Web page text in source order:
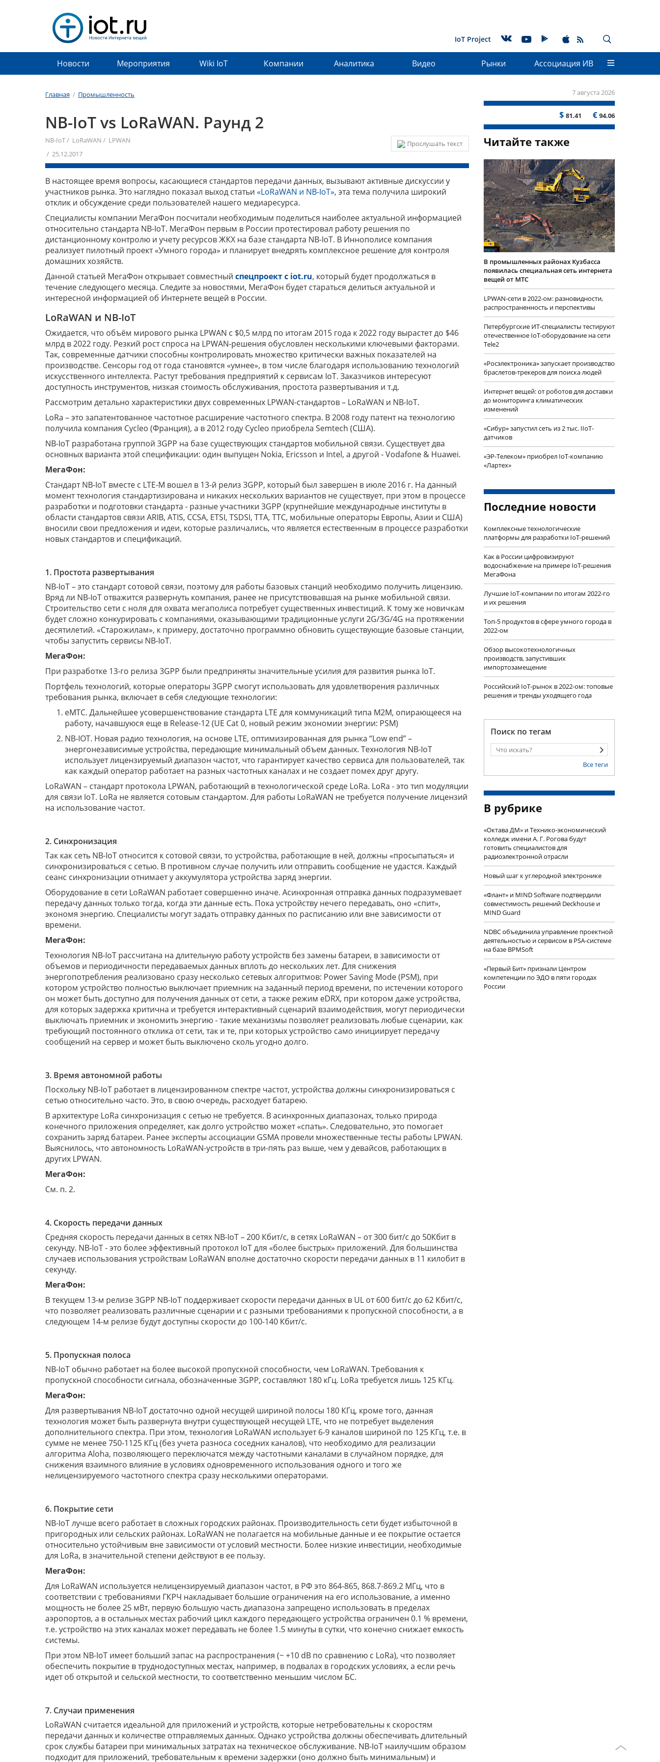
IoT Project
Новости Мероприятия Wiki IoT Компании Аналитика Видео Рынки Ассоциация ИВ
Главная / Промышленность 7 августа 2026
$ 81.41 € 94.06
NB-IoT vs LoRaWAN. Раунд 2
Прослушать текст
NB-IoT/ LoRaWAN / LPWAN
/ 25.12.2017
В настоящее время вопросы, касающиеся стандартов передачи данных, вызывают активные дискуссии у
участников рынка. Это наглядно показал выход статьи «LoRaWAN и NB-IoT», эта тема получила широкий
отклик и обсуждение среди пользователей нашего медиаресурса.
Специалисты компании МегаФон посчитали необходимым поделиться наиболее актуальной информацией
относительно стандарта NB-IoT. МегаФон первым в России протестировал работу решения по
дистанционному контролю и учету ресурсов ЖКХ на базе стандарта NB-IoT. В Иннополисе компания
реализует пилотный проект «Умного города» и планирует внедрять комплексное решение для контроля
домашних хозяйств.
Данной статьей МегаФон открывает совместный спецпроект с iot.ru, который будет продолжаться в
течение следующего месяца. Следите за новостями, МегаФон будет стараться делиться актуальной и
интересной информацией об Интернете вещей в России.
LoRaWAN и NB-IoT
Ожидается, что объём мирового рынка LPWAN с $0,5 млрд по итогам 2015 года к 2022 году вырастет до $46
млрд в 2022 году. Резкий рост спроса на LPWAN-решения обусловлен несколькими ключевыми факторами.
Так, современные датчики способны контролировать множество критически важных показателей на
производстве. Сенсоры год от года становятся «умнее», в том числе благодаря использованию технологий
искусственного интеллекта. Растут требования предприятий к сервисам IoT. Заказчиков интересуют
доступность инструментов, низкая стоимость обслуживания, простота развертывания и т.д.
Рассмотрим детально характеристики двух современных LPWAN-стандартов – LoRaWAN и NB-IoT.
LoRa – это запатентованное частотное расширение частотного спектра. В 2008 году патент на технологию
получила компания Cycleo (Франция), а в 2012 году Cycleo приобрела Semtech (США).
NB-IoT разработана группой 3GPP на базе существующих стандартов мобильной связи. Существует два
основных варианта этой спецификации: один выпущен Nokia, Ericsson и Intel, а другой - Vodafone & Huawei.
МегаФон:
Стандарт NB-IoT вместе с LTE-M вошел в 13-й релиз 3GPP, который был завершен в июле 2016 г. На данный
момент технология стандартизирована и никаких нескольких вариантов не существует, при этом в процессе
разработки и подготовки стандарта - разные участники 3GPP (крупнейшие международные институты в
области стандартов связи ARIB, ATIS, CCSA, ETSI, TSDSI, TTA, TTC, мобильные операторы Европы, Азии и США)
вносили свои предложения и идеи, которые различались, что является естественным в процессе разработки
новых стандартов и спецификаций.
1. Простота развертывания
NB-IoT – это стандарт сотовой связи, поэтому для работы базовых станций необходимо получить лицензию.
Вряд ли NB-IoT отважится развернуть компания, ранее не присутствовавшая на рынке мобильной связи.
Строительство сети с ноля для охвата мегаполиса потребует существенных инвестиций. К тому же новичкам
будет сложно конкурировать с компаниями, оказывающими традиционные услуги 2G/3G/4G на протяжении
десятилетий. «Старожилам», к примеру, достаточно программно обновить существующие базовые станции,
чтобы запустить сервисы NB-IoT.
МегаФон:
При разработке 13-го релиза 3GPP были предприняты значительные усилия для развития рынка IoT.
Портфель технологий, которые операторы 3GPP смогут использовать для удовлетворения различных
требования рынка, включает в себя следующие технологии:
eMTC. Дальнейшее усовершенствование стандарта LTE для коммуникаций типа M2M, опирающееся на
работу, начавшуюся еще в Release-12 (UE Cat 0, новый режим экономии энергии: PSM)
NB-IOT. Новая радио технология, на основе LTE, оптимизированная для рынка “Low end” –
энергонезависимые устройства, передающие минимальный объем данных. Технология NB-IoT
использует лицензируемый диапазон частот, что гарантирует качество сервиса для пользователей, так
как каждый оператор работает на разных частотных каналах и не создает помех друг другу.
LoRaWAN – стандарт протокола LPWAN, работающий в технологической среде LoRa. LoRa - это тип модуляции
для связи IoT. LoRa не является сотовым стандартом. Для работы LoRaWAN не требуется получение лицензий
на использование частот.
2. Синхронизация
Так как сеть NB-IoT относится к сотовой связи, то устройства, работающие в ней, должны «просыпаться» и
синхронизироваться с сетью. В противном случае получить или отправить сообщение не удастся. Каждый
сеанс синхронизации отнимает у аккумулятора устройства заряд энергии.
Оборудование в сети LoRaWAN работает совершенно иначе. Асинхронная отправка данных подразумевает
передачу данных только тогда, когда эти данные есть. Пока устройству нечего передавать, оно «спит»,
экономя энергию. Специалисты могут задать отправку данных по расписанию или вне зависимости от
времени.
МегаФон:
Технология NB-IoT рассчитана на длительную работу устройств без замены батареи, в зависимости от
объемов и периодичности передаваемых данных вплоть до нескольких лет. Для снижения
энергопотребления реализовано сразу несколько сетевых алгоритмов: Power Saving Mode (PSM), при
котором устройство полностью выключает приемник на заданный период времени, по истечении которого
он может быть доступно для получения данных от сети, а также режим eDRX, при котором даже устройства,
для которых задержка критична и требуется интерактивный сценарий взаимодействия, могут периодически
выключать приемник и экономить энергию - такие механизмы позволяет реализовать любые сценарии, как
требующий постоянного отклика от сети, так и те, при которых устройство само инициирует передачу
сообщений на сервер и может быть выключено сколь угодно долго.
3. Время автономной работы
Поскольку NB-IoT работает в лицензированном спектре частот, устройства должны синхронизироваться с
сетью относительно часто. Это, в свою очередь, расходует батарею.
В архитектуре LoRa синхронизация с сетью не требуется. В асинхронных диапазонах, только природа
конечного приложения определяет, как долго устройство может «спать». Следовательно, это помогает
сохранить заряд батареи. Ранее эксперты ассоциации GSMA провели множественные тесты работы LPWAN.
Выяснилось, что автономность LoRaWAN-устройств в три-пять раз выше, чем у девайсов, работающих в
других LPWAN.
МегаФон:
Cм. п. 2.
4. Скорость передачи данных
Средняя скорость передачи данных в сетях NB-IoT – 200 Кбит/с, в сетях LoRaWAN – от 300 бит/с до 50Кбит в
секунду. NB-IoT - это более эффективный протокол IoT для «более быстрых» приложений. Для большинства
случаев использования устройствам LoRaWAN вполне достаточно скорости передачи данных в 11 килобит в
секунду.
МегаФон:
В текущем 13-м релизе 3GPP NB-IoT поддерживает скорости передачи данных в UL от 600 бит/c до 62 Кбит/c,
что позволяет реализовать различные сценарии и с разными требованиями к пропускной способности, а в
следующем 14-м релизе будут доступны скорости до 100-140 Кбит/c.
5. Пропускная полоса
NB-IoT обычно работает на более высокой пропускной способности, чем LoRaWAN. Требования к
пропускной способности сигнала, обозначенные 3GPP, составляют 180 кГц. LoRa требуется лишь 125 КГц.
МегаФон:
Для развертывания NB-IoT достаточно одной несущей шириной полосы 180 КГц, кроме того, данная
технология может быть развернута внутри существующей несущей LTE, что не потребует выделения
дополнительного спектра. При этом, технология LoRaWAN использует 6-9 каналов шириной по 125 КГц, т.е. в
сумме не менее 750-1125 КГц (без учета разноса соседних каналов), что необходимо для реализации
алгоритма Aloha, позволяющего переключатся между частотными каналами в случайном порядке, для
снижения взаимного влияние в условиях одновременного использования одного и того же
нелицензируемого частотного спектра сразу несколькими операторами.
6. Покрытие сети
NB-IoT лучше всего работает в сложных городских районах. Производительность сети будет избыточной в
пригородных или сельских районах. LoRaWAN не полагается на мобильные данные и ее покрытие остается
относительно устойчивым вне зависимости от условий местности. Более низкие инвестиции, необходимые
для LoRa, в значительной степени действуют в ее пользу.
МегаФон:
Для LoRaWAN используется нелицензируемый диапазон частот, в РФ это 864-865, 868.7-869.2 МГц, что в
соответствии с требованиями ГКРЧ накладывает большие ограничения на его использование, а именно
мощность не более 25 мВт, первую большую часть диапазона запрещено использовать в пределах
аэропортов, а в остальных местах рабочий цикл каждого передающего устройства ограничен 0.1 % времени,
т.е. устройство на этих каналах может передавать не более 1.5 минуты в сутки, что конечно снижает емкость
системы.
При этом NB-IoT имеет больший запас на распространения (~ +10 dB по сравнению с LoRa), что позволяет
обеспечить покрытие в труднодоступных местах, например, в подвалах в городских условиях, а если речь
идет об открытой и сельской местности, то соответственно меньшим числом БС.
7. Случаи применения
LoRaWAN считается идеальной для приложений и устройств, которые нетребовательны к скоростям
передачи данных и количестве отправляемых данных. Однако устройства должны обеспечивать длительный
срок службы батареи при минимальных затратах на техническое обслуживание. NB-IoT наилучшим образом
подходит для приложений, требовательным к времени задержки (оно должно быть минимальным) и
Читайте также
В промышленных районах Кузбасса
появилась специальная сеть интернета
вещей от МТС
LPWAN-сети в 2022-ом: разновидности,
распространенность и перспективы
Петербургские ИТ-специалисты тестируют
отечественное IoT-оборудование на сети
Tele2
«Росэлектроника» запускает производство
браслетов-трекеров для поиска людей
Интернет вещей: от роботов для доставки
до мониторинга климатических
изменений
«Сибур» запустил сеть из 2 тыс. IIoT-
датчиков
«ЭР-Телеком» приобрел IoT-компанию
«Лартех»
Последние новости
Комплексные технологические
платформы для разработки IoT-решений
Как в России цифровизируют
водоснабжение на примере IoT-решения
МегаФона
Лучшие IoT-компании по итогам 2022-го
и их решения
Топ-5 продуктов в сфере умного города в
2022-ом
Обзор высокотехнологичных
производств, запустивших
импортозамещение
Российский IoT-рынок в 2022-ом: топовые
решения и тренды уходящего года
Поиск по тегам
Все теги
В рубрике
«Октава ДМ» и Технико-экономический
колледж имени А. Г. Рогова будут
готовить специалистов для
радиоэлектронной отрасли
Новый шаг к углеродной электронике
«Флант» и MIND Software подтвердили
совместимость решений Deckhouse и
MIND Guard
NDBC объединила управление проектной
деятельностью и сервисом в PSA-системе
на базе BPMSoft
«Первый Бит» признали Центром
компетенции по ЭДО в пяти городах
России